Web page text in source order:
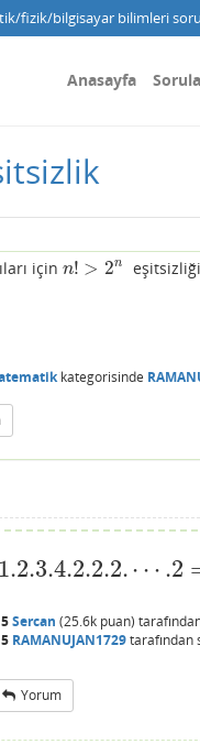
fizik/bilgisayar bilimleri
Anasayfa
için n! > 2n
n!>2n
kategorisinde
1.2.3.4.2.2.2.⋯ .2
⋯.2=24.2n−4≥
Sercan (25.6k puan)
RAMANUJAN1729tarafından
Yorum